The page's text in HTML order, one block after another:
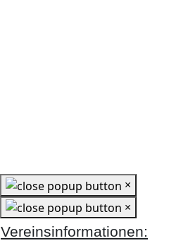
×
×
Vereinsinformationen: